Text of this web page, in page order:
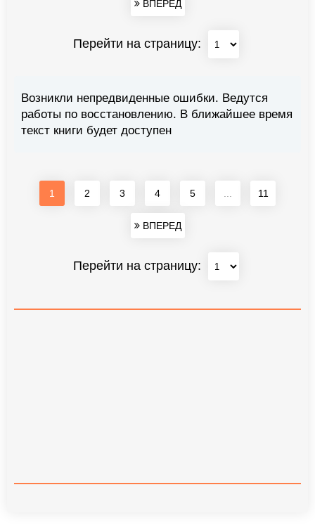
ВПЕРЕД
Перейти на страницу:
Возникли непредвиденные ошибки. Ведутся
работы по восстановлению. В ближайшее время
текст книги будет доступен
1 2 3 4 5 11
ВПЕРЕД
Перейти на страницу: